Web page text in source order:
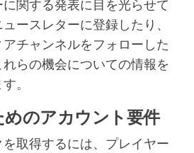
関する発表に目を光らせて
ースレターに登録したり、
チャンネルをフォローした
らの機会についての情報を
。
のアカウント要件
取得するには、プレイヤー